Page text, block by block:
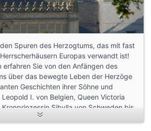
Spuren des Herzogtums, das mit fast
Europas verwandt ist!
erfahren Sie von den Anfängen des
über das bewegte Leben der Herzöge
Geschichten ihrer Söhne und
I. von Belgien, Queen Victoria
Sibylla von Schweden bis
Zeit dem letzten Herzog Carl Eduard und